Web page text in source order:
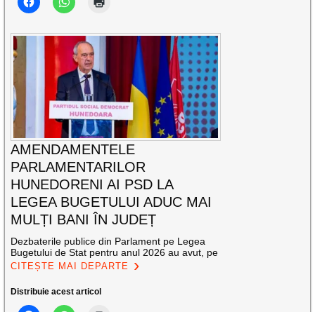
AMENDAMENTELE
PARLAMENTARILOR
HUNEDORENI AI PSD LA
LEGEA BUGETULUI ADUC MAI
MULȚI BANI ÎN JUDEȚ
Dezbaterile publice din Parlament pe Legea
Bugetului de Stat pentru anul 2026 au avut, pe
CITEȘTE MAI DEPARTE
Distribuie acest articol